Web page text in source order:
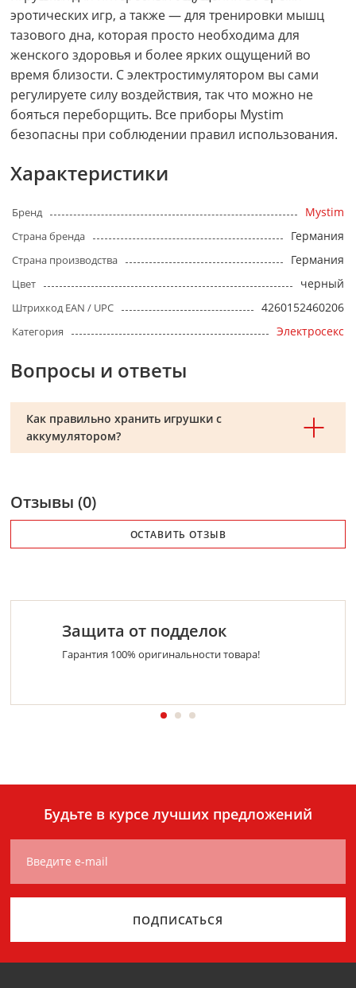
эротических игр, а также — для тренировки мышц
тазового дна, которая просто необходима для
женского здоровья и более ярких ощущений во
время близости. С электростимулятором вы сами
регулируете силу воздействия, так что можно не
бояться переборщить. Все приборы Mystim
безопасны при соблюдении правил использования.
Характеристики
Бренд Mystim
Страна бренда Германия
Страна производства Германия
Цвет черный
Штрихкод EAN / UPC 4260152460206
Категория Электросекс
Вопросы и ответы
Как правильно хранить игрушки с
аккумулятором?
Отзывы (0)
ОСТАВИТЬ ОТЗЫВ
Защита от подделок
Гарантия 100% оригинальности товара!
Будьте в курсе лучших предложений
Введите e-mail
ПОДПИСАТЬСЯ